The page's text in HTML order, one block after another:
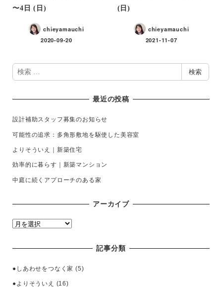
〜4日 (日)
chieyamauchi
2020-09-20
(日)
chieyamauchi
2021-11-07
索
検索
最近の投稿
設計補助スタッフ募集のお知らせ
可能性の追求：多角形敷地を駆使した美容室
よりそういえ｜新築住宅
効率的に暮らす｜新築マンション
中庭に続くアプローチのある家
アーカイブ
ア
ブ
記事分類
●しあわせをつなく家 (5)
●よりそういえ (16)